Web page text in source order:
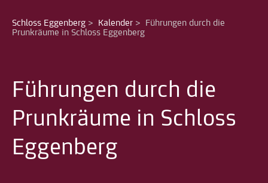
Schloss Eggenberg > Kalender >
Führungen durch die
Prunkräume in Schloss Eggenberg
Führungen durch die
Prunkräume in Schloss
Eggenberg